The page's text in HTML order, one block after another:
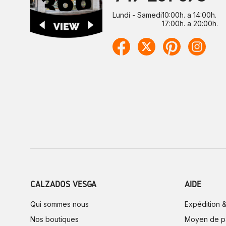
Lundi - Samedi10:00h. a 14:00h.
17:00h. a 20:00h.
CALZADOS VESGA
Qui sommes nous
Nos boutiques
AIDE
Expédition
Moyen de